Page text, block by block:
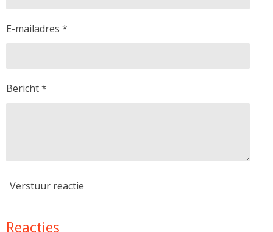
E-mailadres *
Bericht *
Verstuur reactie
Reacties